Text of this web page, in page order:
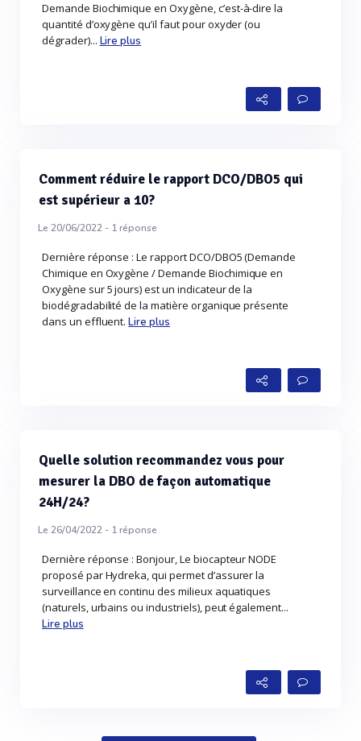
Demande Biochimique en Oxygène, c’est-à-dire la
quantité d’oxygène qu’il faut pour oxyder (ou
dégrader)... Lire plus
Comment réduire le rapport DCO/DBO5 qui
est supérieur a 10?
Le 20/06/2022 - 1réponse
Dernière réponse : Le rapport DCO/DBO5 (Demande
Chimique en Oxygène / Demande Biochimique en
Oxygène sur 5 jours) est un indicateur de la
biodégradabilité de la matière organique présente
dans un effluent.Lire plus
Quelle solution recommandez vous pour
mesurer la DBO de façon automatique
24H/24?
Le 26/04/2022 - 1réponse
Dernière réponse : Bonjour, Le biocapteur NODE
proposé par Hydreka, qui permet d’assurer la
surveillance en continu des milieux aquatiques
(naturels, urbains ou industriels), peut également...
Lire plus